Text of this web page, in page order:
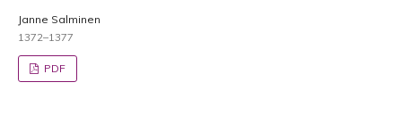
Janne Salminen
1372–1377
PDF